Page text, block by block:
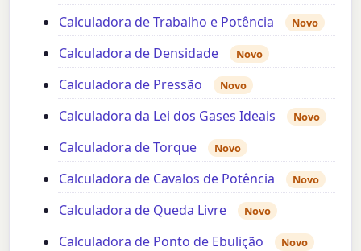
Calculadora de Trabalho e Potência Novo
Calculadora de Densidade Novo
Calculadora de Pressão Novo
Calculadora da Lei dos Gases Ideais Novo
Calculadora de Torque Novo
Calculadora de Cavalos de Potência Novo
Calculadora de Queda Livre Novo
Calculadora de Ponto de Ebulição Novo